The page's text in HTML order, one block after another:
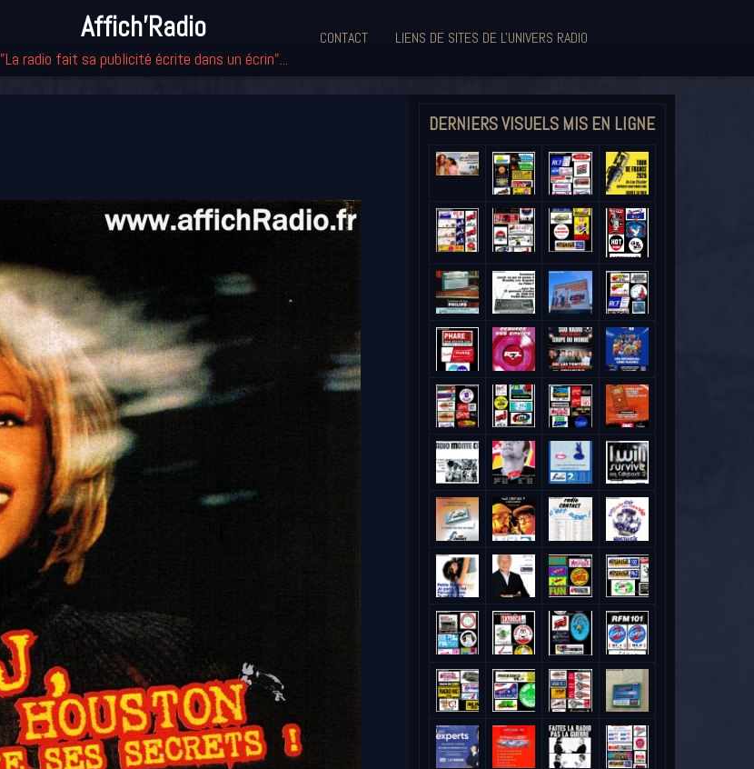
Affich'Radio
"La radio fait sa publicité écrite dans un écrin"...
CONTACT LIENS DE SITES DE L'UNIVERS RADIO
DERNIERS VISUELS MIS EN LIGNE